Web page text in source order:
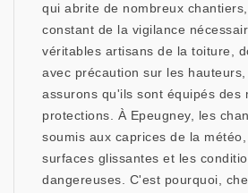
qui abrite de nombreux
constant de la vigilance
véritables artisans de la toiture,
avec précaution sur les
assurons qu'ils sont équipés des
protections. À Epeugney, les
soumis aux caprices de la
surfaces glissantes et les
dangereuses. C'est pourquoi,